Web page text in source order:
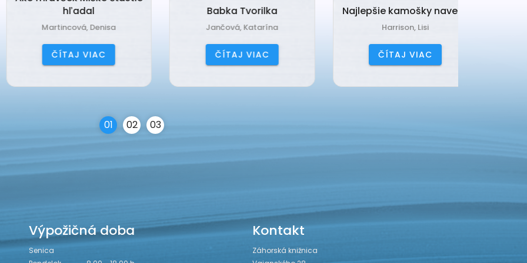
hľadal
Martincová, Denisa
ČÍTAJ VIAC
Babka Tvorilka
Jančová, Katarína
ČÍTAJ VIAC
Najlepšie kamošky naveky
Harrison, Lisi
ČÍTAJ VIAC
01 02 03
Výpožičná doba
Senica
Kontakt
Záhorská knižnica